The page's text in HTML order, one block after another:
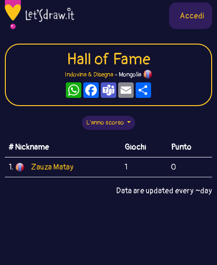
Accedi
Hall of Fame
Indovina & Disegna- Mongolia
WhatsAppFacebook
TeamsEmail
L'anno scorso
# Nickname Giochi Punto
1. Zauza Matay 1 0
Data are updated every ~day